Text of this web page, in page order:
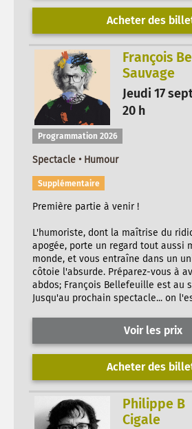
Acheter des
François
Sauvage
Jeudi 17
20 h
Programmation 2026
Spectacle • Humour
Supplémentaire
Première partie à venir !
L'humoriste, dont la maîtrise du
apogée, porte un regard tout aussi
monde, et vous entraîne dans un
côtoie l'absurde. Préparez-vous à
abdos; François Bellefeuille est au
Jusqu'au prochain spectacle... on
Voir les prix
Acheter des
Philippe B
Cigale